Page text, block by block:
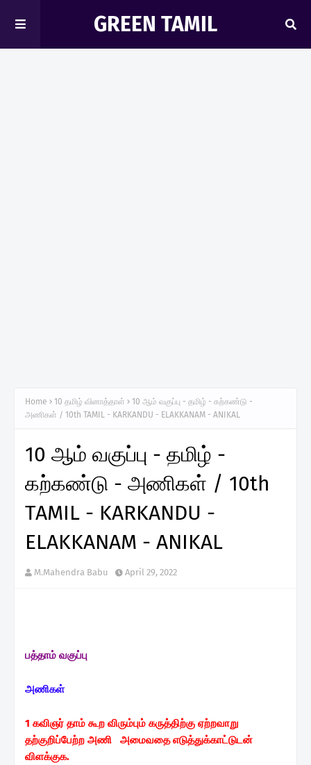
GREEN TAMIL
Home 10 தமிழ் வினாத்தாள்
10 ஆம் வகுப்பு - தமிழ் - கற்கண்டு -
அணிகள் / 10th TAMIL - KARKANDU - ELAKKANAM - ANIKAL
10 ஆம் வகுப்பு - தமிழ் -
கற்கண்டு - அணிகள் / 10th
TAMIL - KARKANDU -
ELAKKANAM - ANIKAL
M.Mahendra Babu April 29, 2022
பத்தாம் வகுப்பு
அணிகள்
1 கவிஞர் தாம் கூற விரும்பும் கருத்திற்கு ஏற்றவாறு
தற்குறிப்பேற்ற அணி அமைவதை எடுத்துக்காட்டுடன்
விளக்குக.